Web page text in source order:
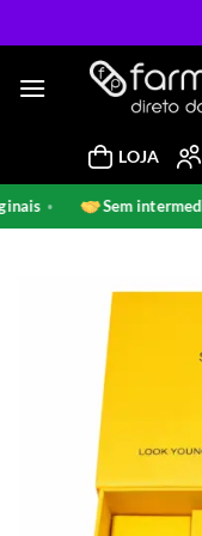
to
LOJA
Sem